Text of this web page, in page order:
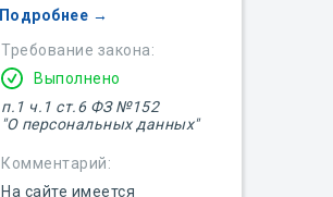
Требование закона:
Комментарий:
Выполнено
На сайте имеется
п.1 ч.1 ст.6 ФЗ №152
"О персональных данных"
Подробнее →